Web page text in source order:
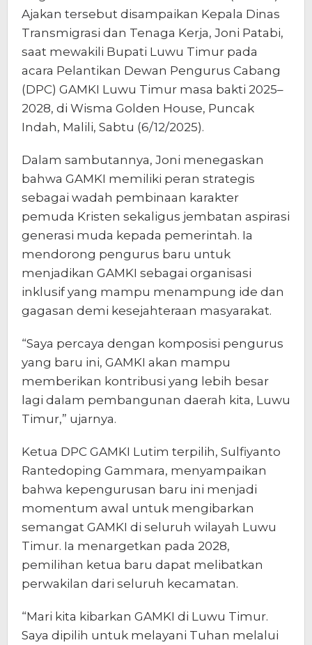
Ajakan tersebut disampaikan Kepala Dinas
Transmigrasi dan Tenaga Kerja, Joni Patabi,
saat mewakili Bupati Luwu Timur pada
acara Pelantikan Dewan Pengurus Cabang
(DPC) GAMKI Luwu Timur masa bakti 2025–
2028, di Wisma Golden House, Puncak
Indah, Malili, Sabtu (6/12/2025).
Dalam sambutannya, Joni menegaskan
bahwa GAMKI memiliki peran strategis
sebagai wadah pembinaan karakter
pemuda Kristen sekaligus jembatan aspirasi
generasi muda kepada pemerintah. Ia
mendorong pengurus baru untuk
menjadikan GAMKI sebagai organisasi
inklusif yang mampu menampung ide dan
gagasan demi kesejahteraan masyarakat.
“Saya percaya dengan komposisi pengurus
yang baru ini, GAMKI akan mampu
memberikan kontribusi yang lebih besar
lagi dalam pembangunan daerah kita, Luwu
Timur,” ujarnya.
Ketua DPC GAMKI Lutim terpilih, Sulfiyanto
Rantedoping Gammara, menyampaikan
bahwa kepengurusan baru ini menjadi
momentum awal untuk mengibarkan
semangat GAMKI di seluruh wilayah Luwu
Timur. Ia menargetkan pada 2028,
pemilihan ketua baru dapat melibatkan
perwakilan dari seluruh kecamatan.
“Mari kita kibarkan GAMKI di Luwu Timur.
Saya dipilih untuk melayani Tuhan melalui